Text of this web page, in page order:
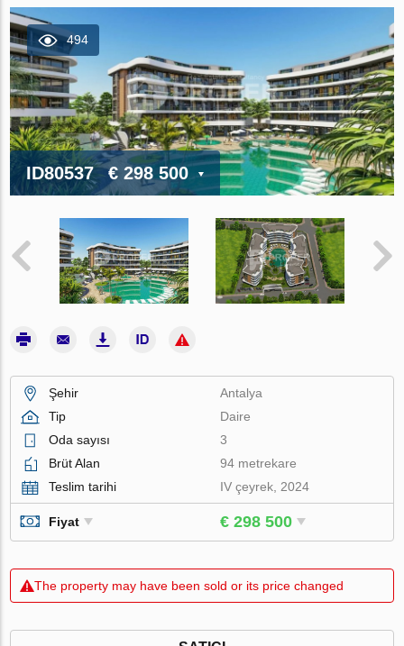
494
ID80537 € 298 500
Şehir
Antalya
Tip
Daire
Oda sayısı
3
Brüt Alan
94 metrekare
Teslim tarihi
IV çeyrek, 2024
Fiyat € 298 500
The property may have been sold or its price changed